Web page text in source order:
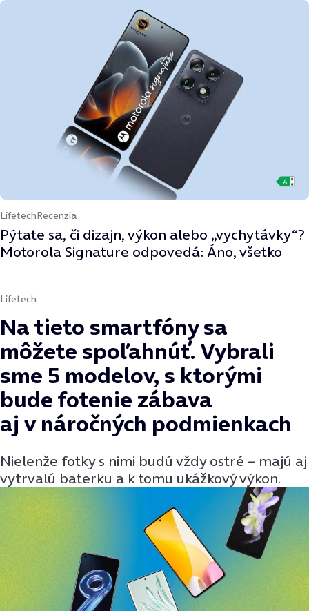
LifetechRecenzia
Pýtate sa, či dizajn, výkon alebo „vychytávky“?
Motorola Signature odpovedá: Áno, všetko
Lifetech
Na tieto smartfóny sa
môžete spoľahnúť. Vybrali
sme 5 modelov, s ktorými
bude fotenie zábava
aj v náročných podmienkach
Nielenže fotky s nimi budú vždy ostré – majú aj
vytrvalú baterku a k tomu ukážkový výkon.